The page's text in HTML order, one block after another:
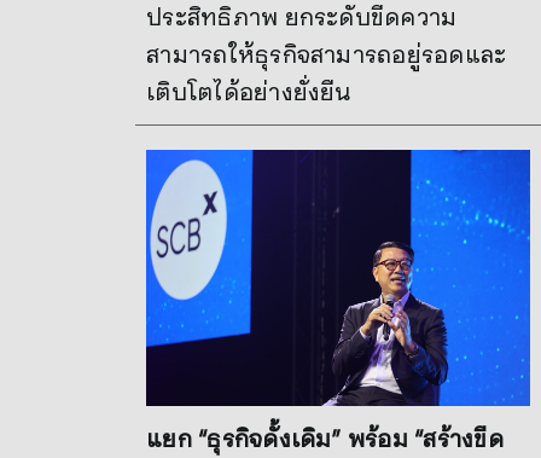
ประสิทธิภาพ ยกระดับขีดความ
สามารถให้ธุรกิจสามารถอยู่รอดและ
เติบโตได้อย่างยั่งยืน
แยก “ธุรกิจดั้งเดิม” พร้อม “สร้างขีด